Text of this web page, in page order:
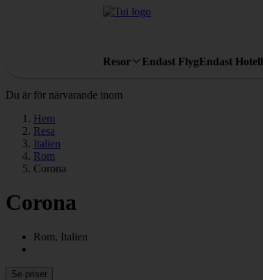
Resor Endast FlygEndast Hotell
Du är för närvarande inom
Hem
Resa
Italien
Rom
Corona
Corona
Rom, Italien
Se priser